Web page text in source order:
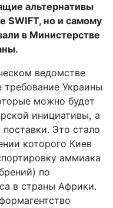
альтернативы
SWIFT, но и самому
в Министерстве
ведомстве
требование Украины
можно будет
инициативы, а
Это стало
которого Киев
аммиака
по
в страны Африки.